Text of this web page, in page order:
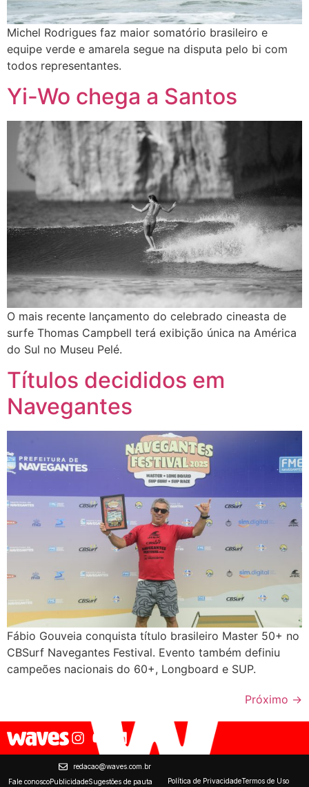
Michel Rodrigues faz maior somatório brasileiro e
equipe verde e amarela segue na disputa pelo bi com
todos representantes.
Yi-Wo chega a Santos
O mais recente lançamento do celebrado cineasta de
surfe Thomas Campbell terá exibição única na América
do Sul no Museu Pelé.
Títulos decididos em
Navegantes
Fábio Gouveia conquista título brasileiro Master 50+ no
CBSurf Navegantes Festival. Evento também definiu
campeões nacionais do 60+, Longboard e SUP.
Próximo →
redacao@waves.com.br
Fale conoscoPublicidadeSugestões de pauta Política de PrivacidadeTermos de Uso